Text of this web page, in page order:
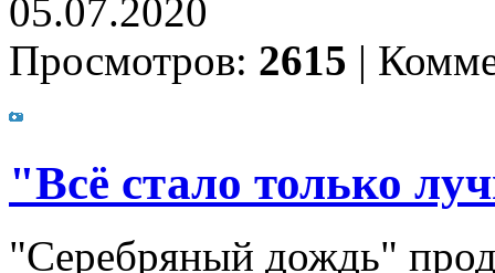
05.07.2020
Просмотров: 2615 |
"Всё стало только
"Серебряный дождь"